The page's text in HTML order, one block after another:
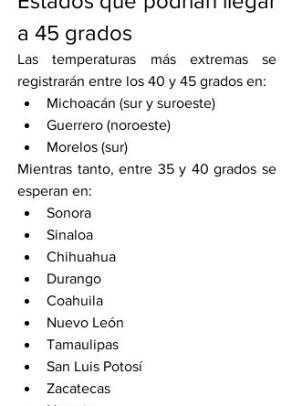
a 45 grados
Las temperaturas más extremas se
registrarán entre los 40 y 45 grados en:
Michoacán (sur y suroeste)
Guerrero (noroeste)
Morelos (sur)
Mientras tanto, entre 35 y 40 grados se
esperan en:
Sonora
Sinaloa
Chihuahua
Durango
Coahuila
Nuevo León
Tamaulipas
San Luis Potosí
Zacatecas